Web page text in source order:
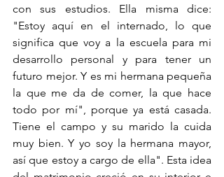
con sus estudios. Ella misma dice:
"Estoy aquí en el internado, lo que
significa que voy a la escuela para mi
desarrollo personal y para tener un
futuro mejor. Y es mi hermana pequeña
la que me da de comer, la que hace
todo por mí", porque ya está casada.
Tiene el campo y su marido la cuida
muy bien. Y yo soy la hermana mayor,
así que estoy a cargo de ella". Esta idea